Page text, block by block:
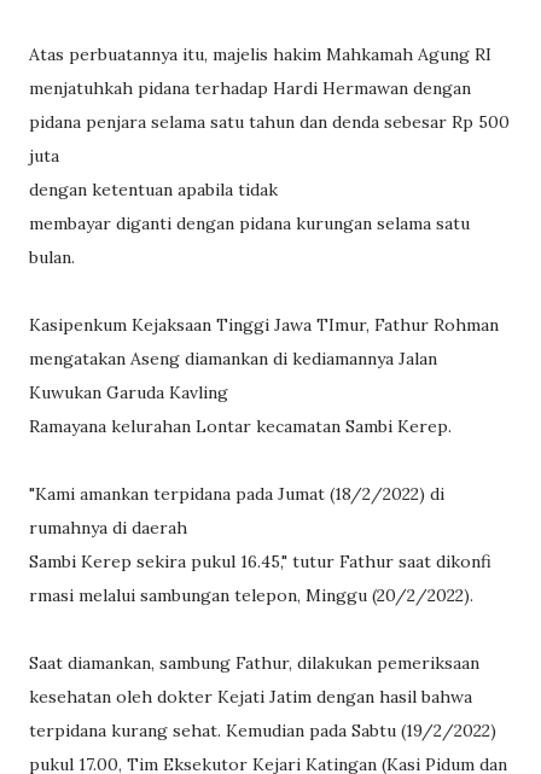
Atas perbuatannya itu, majelis hakim Mahkamah Agung RI
menjatuhkah pidana terhadap Hardi Hermawan dengan
pidana penjara selama satu tahun dan denda sebesar Rp 500
juta
dengan ketentuan apabila tidak
membayar diganti dengan pidana kurungan selama satu
bulan.
Kasipenkum Kejaksaan Tinggi Jawa TImur, Fathur Rohman
mengatakan Aseng diamankan di kediamannya Jalan
Kuwukan Garuda Kavling
Ramayana kelurahan Lontar kecamatan Sambi Kerep.
"Kami amankan terpidana pada Jumat (18/2/2022) di
rumahnya di daerah
Sambi Kerep sekira pukul 16.45," tutur Fathur saat dikonfi
rmasi melalui sambungan telepon, Minggu (20/2/2022).
Saat diamankan, sambung Fathur, dilakukan pemeriksaan
kesehatan oleh dokter Kejati Jatim dengan hasil bahwa
terpidana kurang sehat. Kemudian pada Sabtu (19/2/2022)
pukul 17.00, Tim Eksekutor Kejari Katingan (Kasi Pidum dan